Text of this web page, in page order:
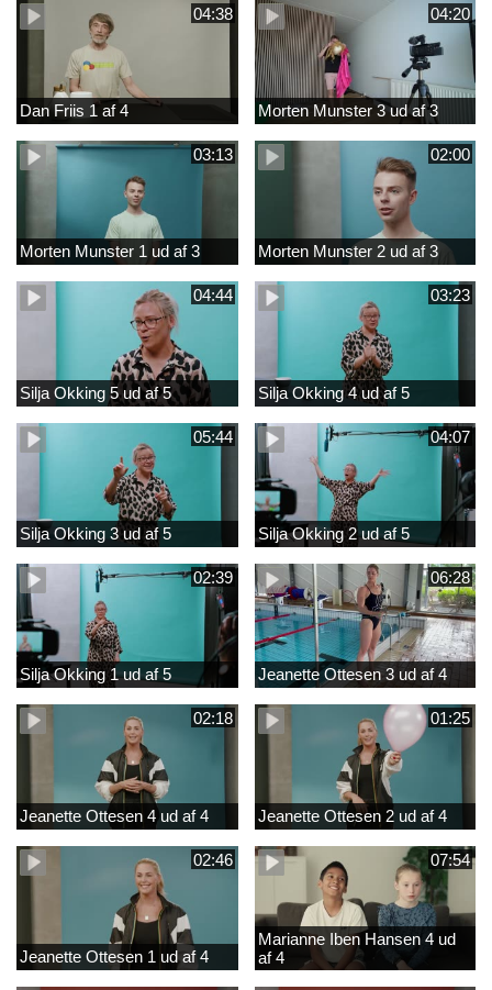
04:38
Dan Friis 1 af 4
04:20
Morten Munster 3 ud af 3
03:13
Morten Munster 1 ud af 3
02:00
Morten Munster 2 ud af 3
04:44
Silja Okking 5 ud af 5
03:23
Silja Okking 4 ud af 5
05:44
Silja Okking 3 ud af 5
04:07
Silja Okking 2 ud af 5
02:39
Silja Okking 1 ud af 5
06:28
Jeanette Ottesen 3 ud af 4
02:18
Jeanette Ottesen 4 ud af 4
01:25
Jeanette Ottesen 2 ud af 4
02:46
Jeanette Ottesen 1 ud af 4
07:54
Marianne Iben Hansen 4 ud
af 4